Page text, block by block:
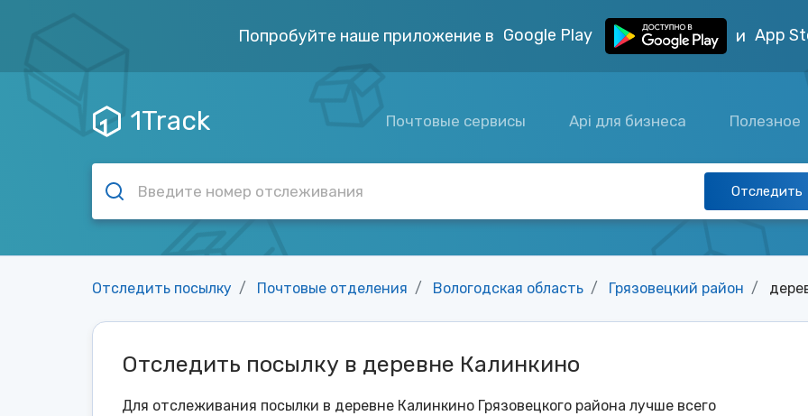
Попробуйте наше приложение в Google Play и App
1Track Почтовые сервисы Api для бизнеса Полезное
Отследить
Отследить посылку Почтовые отделения Вологодская область Грязовецкий район
Отследить посылку в деревне Калинкино
Для отслеживания посылки в деревне Калинкино Грязовецкого района лучше всего